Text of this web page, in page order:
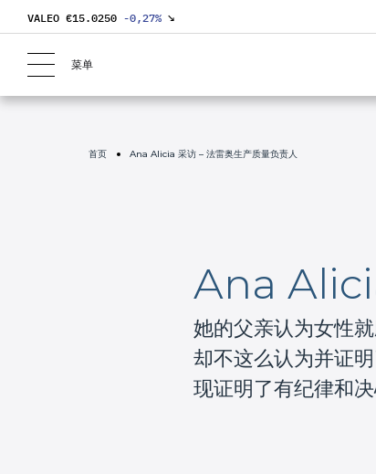
VALEO €15.0250 -0,27% ↘
菜单
首页 Ana Alicia 采访 – 法雷奥生产质量负责人
Ana
她的父亲认为女性
却不这么认为并证
现证明了有纪律和决